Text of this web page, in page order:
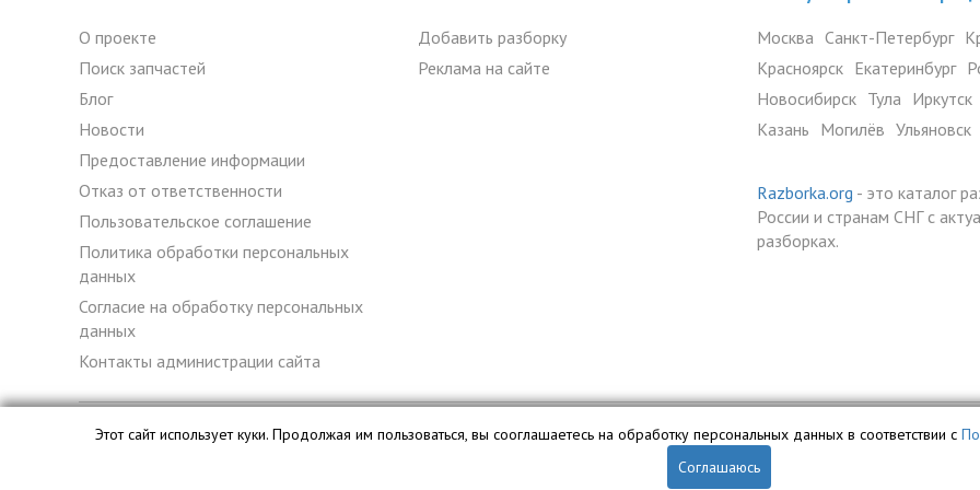
О проекте
Поиск запчастей
Блог
Новости
Предоставление информации
Отказ от ответственности
Пользовательское соглашение
Политика обработки персональных
данных
Согласие на обработку персональных
данных
Контакты администрации сайта
Добавить разборку
Реклама на сайте
Москва Санкт-Петербург
Красноярск Екатеринбург
Новосибирск Тула Иркутск
Казань Могилёв Ульяновск
Razborka.org - это каталог
России и странам СНГ с
разборках.
База данных сайта razborka.org является интеллектуальной собственностью ООО «Профит» и охраняется законом.
Этот сайт использует куки. Продолжая им пользоваться, вы сооглашаетесь на обработку персональных данных в соответствии с
Соглашаюсь